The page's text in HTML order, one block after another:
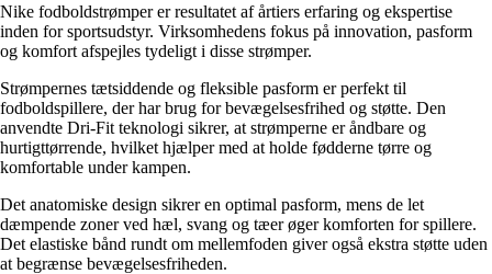
Nike fodboldstrømper er resultatet af årtiers erfaring og ekspertise
inden for sportsudstyr. Virksomhedens fokus på innovation, pasform
og komfort afspejles tydeligt i disse strømper.
Strømpernes tætsiddende og fleksible pasform er perfekt til
fodboldspillere, der har brug for bevægelsesfrihed og støtte. Den
anvendte Dri-Fit teknologi sikrer, at strømperne er åndbare og
hurtigttørrende, hvilket hjælper med at holde fødderne tørre og
komfortable under kampen.
Det anatomiske design sikrer en optimal pasform, mens de let
dæmpende zoner ved hæl, svang og tæer øger komforten for spillere.
Det elastiske bånd rundt om mellemfoden giver også ekstra støtte uden
at begrænse bevægelsesfriheden.